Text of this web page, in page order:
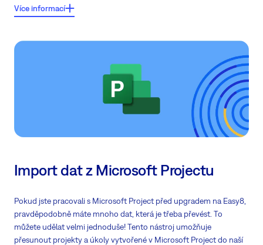
Import dat: Projekty, Úkoly, Uživatelé, Časové záznamy, Přílohy, Značky,
Spolupracovníci, Sprinty a mnoho dalšího
Více informací
Import dat z Microsoft Projectu
Pokud jste pracovali s Microsoft Project před upgradem na Easy8,
pravděpodobně máte mnoho dat, která je třeba převést. To
můžete udělat velmi jednoduše! Tento nástroj umožňuje
přesunout projekty a úkoly vytvořené v Microsoft Project do naší